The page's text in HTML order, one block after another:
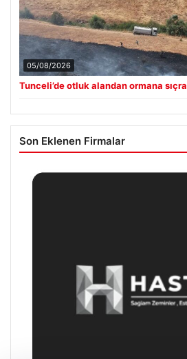
05/08/2026
Tunceli’de otluk alandan ormana
Son Eklenen Firmalar